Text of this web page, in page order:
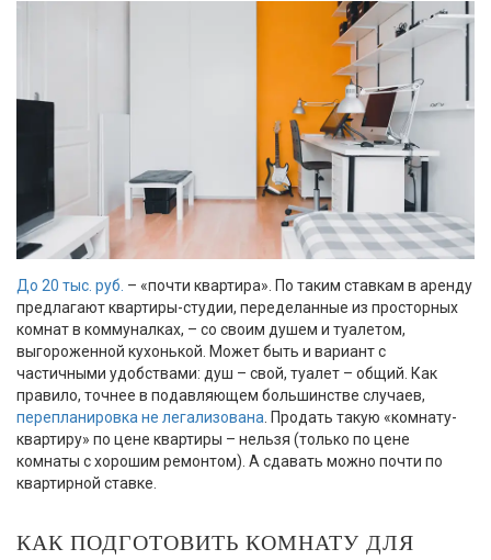
До 20 тыс. руб. – «почти квартира». По таким ставкам в аренду
предлагают квартиры-студии, переделанные из просторных
комнат в коммуналках, – со своим душем и туалетом,
выгороженной кухонькой. Может быть и вариант с
частичными удобствами: душ – свой, туалет – общий. Как
правило, точнее в подавляющем большинстве случаев,
перепланировка не легализована. Продать такую «комнату-
квартиру» по цене квартиры – нельзя (только по цене
комнаты с хорошим ремонтом). А сдавать можно почти по
квартирной ставке.
КАК ПОДГОТОВИТЬ КОМНАТУ ДЛЯ